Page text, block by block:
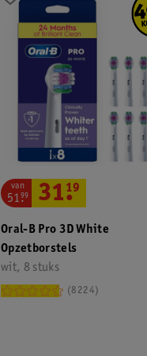
Oral-B Pro 3D White
Opzetborstels
wit, 8 stuks
van
51.
99 31.
19
8224